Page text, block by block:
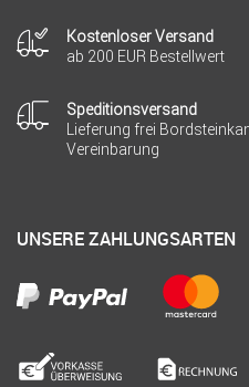
Kostenloser Versand
ab 200 EUR Bestellwert
Speditionsversand
Lieferung frei
Vereinbarung
UNSERE ZAHLUNGSARTEN